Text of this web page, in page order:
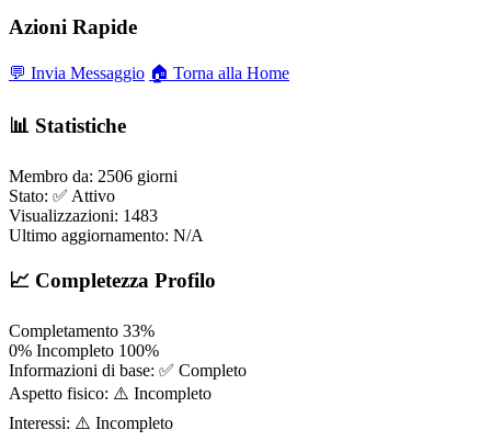
Azioni Rapide
💬 Invia Messaggio 🏠 Torna alla Home
📊 Statistiche
Membro da: 2506 giorni
Stato: ✅ Attivo
Visualizzazioni: 1483
Ultimo aggiornamento: N/A
📈 Completezza Profilo
Completamento 33%
0% Incompleto 100%
Informazioni di base: ✅ Completo
Aspetto fisico: ⚠️ Incompleto
Interessi: ⚠️ Incompleto